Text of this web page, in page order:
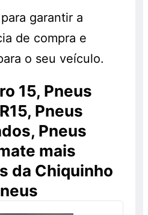
garantir a
de compra e
o seu veículo.
15, Pneus
Pneus
Pneus
mais
da Chiquinho